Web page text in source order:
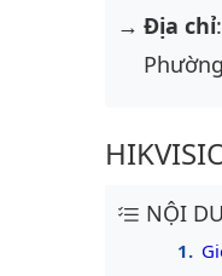
Địa chỉ
NỘI